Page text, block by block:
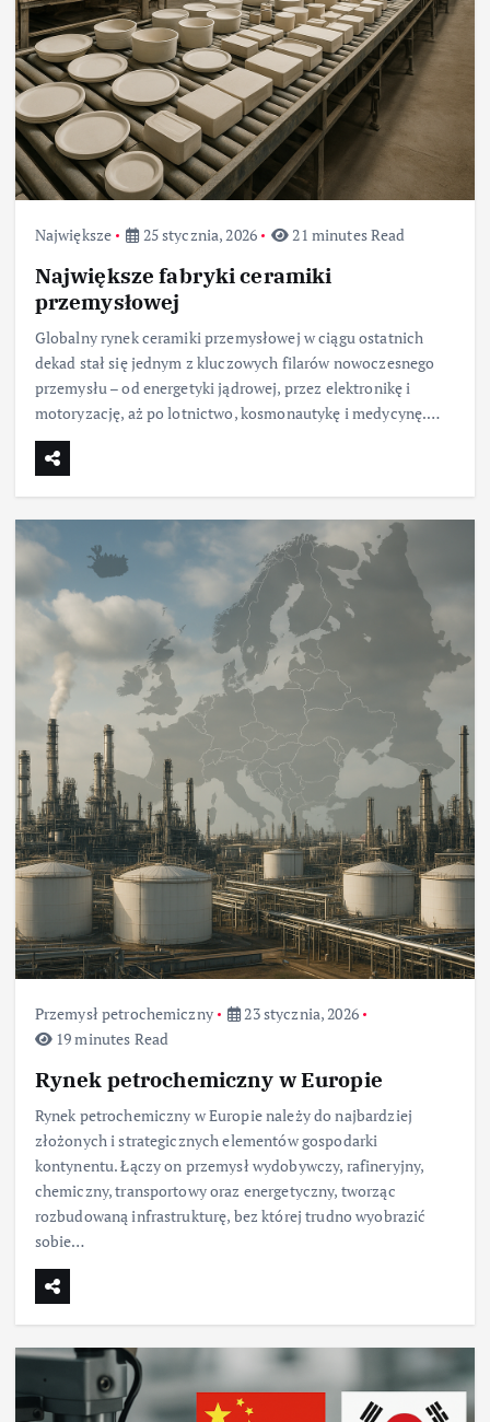
Największe 25 stycznia, 2026 21 minutes Read
Największe fabryki ceramiki
przemysłowej
Globalny rynek ceramiki przemysłowej w ciągu ostatnich
dekad stał się jednym z kluczowych filarów nowoczesnego
przemysłu – od energetyki jądrowej, przez elektronikę i
motoryzację, aż po lotnictwo, kosmonautykę i medycynę.…
Przemysł petrochemiczny
23 stycznia, 2026
19 minutes Read
Rynek petrochemiczny w Europie
Rynek petrochemiczny w Europie należy do najbardziej
złożonych i strategicznych elementów gospodarki
kontynentu. Łączy on przemysł wydobywczy, rafineryjny,
chemiczny, transportowy oraz energetyczny, tworząc
rozbudowaną infrastrukturę, bez której trudno wyobrazić
sobie…